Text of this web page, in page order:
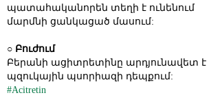
պատահականորեն տեղի է ունենում
մարմնի ցանկացած մասում:
○ Բուժում
Բերանի ացիտրետինը արդյունավետ է
պզուկային պսորիազի դեպքում:
#Acitretin